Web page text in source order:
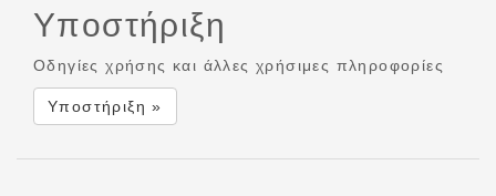
Υποστήριξη
Οδηγίες χρήσης και άλλες χρήσιμες πληροφορίες
Υποστήριξη »